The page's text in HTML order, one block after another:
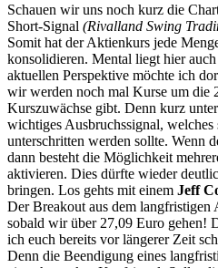
Schauen wir uns noch kurz die
Short-Signal (Rivalland Swing
Somit hat der Aktienkurs jede
konsolidieren. Mental liegt hier
aktuellen Perspektive möchte ich
wir werden noch mal Kurse um die
Kurszuwächse gibt. Denn kurz
wichtiges Ausbruchssignal,
unterschritten werden sollte. Wenn
dann besteht die Möglichkeit
aktivieren. Dies dürfte wieder
bringen. Los gehts mit einem Jeff
Der Breakout aus dem
sobald wir über 27,09 Euro gehen!
ich euch bereits vor längerer Zeit
Denn die Beendigung eines